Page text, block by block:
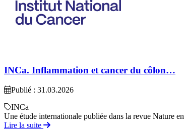
INCa. Inflammation et cancer du côlon…
Publié : 31.03.2026
INCa
Une étude internationale publiée dans la revue Nature
Lire la suite